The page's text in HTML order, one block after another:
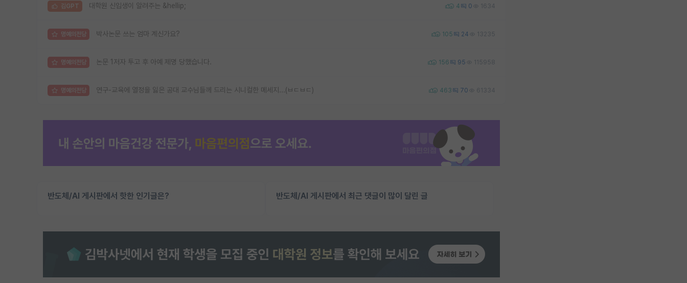
김GPT 대학원 신입생이 알려주는 &hellip; 4 0 1634
명예의전당 박사논문 쓰는 엄마 계신가요? 105 24 13235
명예의전당 논문 1저자 투고 후 아예 제명 당했습니다. 156 95 115958
명예의전당 연구-교육에 열정을 잃은 공대 교수님들께 드리는 시니컬한 메세지...(ㅂㄷㅂㄷ) 463 70 61334
반도체/AI 게시판에서 핫한 인기글은? 반도체/AI 게시판에서 최근 댓글이 많이 달린 글